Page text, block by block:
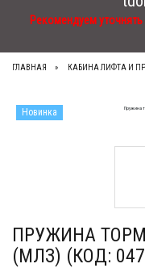
Рекомендуем
ГЛАВНАЯ КАБИНА ЛИФТА И
Новинка
ПРУЖИНА
(МЛЗ) (КОД: